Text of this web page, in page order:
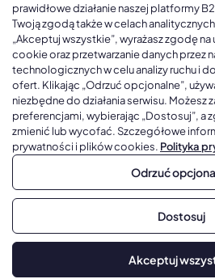
Kalendarze książkowe A5
Kalendarze książkowe A4
Kalendarze książkowe B5
Kalendarze książkowe A6 i B6
Kalendarze książkowe z własną oprawą
Copyright © 2026, Gadżetowy.pl, All
prawidłowe działanie naszej platformy
Twoją zgodą także w celach
„Akceptuj wszystkie”, wyrażasz zgodę
cookie oraz przetwarzanie danych przez
technologicznych w celu analizy ruchu i
ofert. Klikając „Odrzuć opcjonalne”,
niezbędne do działania serwisu. Możesz
preferencjami, wybierając „Dostosuj”, a
zmienić lub wycofać. Szczegółowe
prywatności i plików cookies. Polityka
Odrzuć
Dostosuj
Akceptuj